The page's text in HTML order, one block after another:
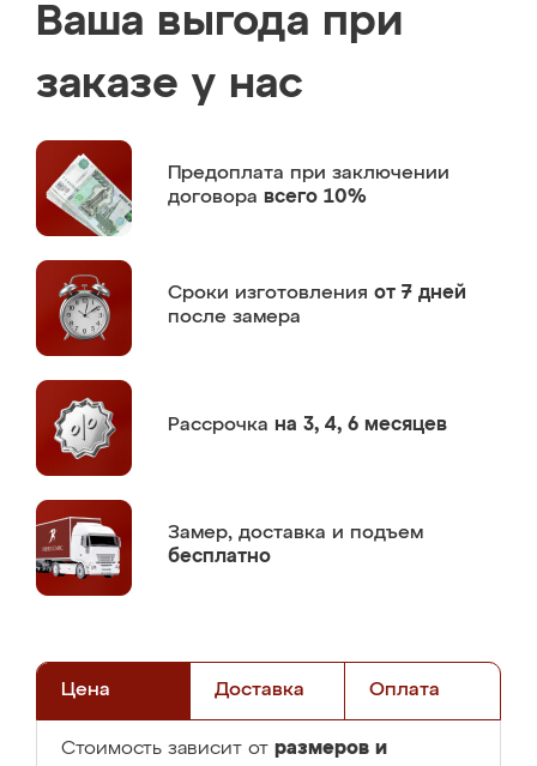
Ваша выгода при
заказе у нас
Предоплата при заключении
договора всего 10%
Сроки изготовления от 7 дней
после замера
Рассрочка на 3, 4, 6 месяцев
Замер, доставка и подъем
бесплатно
Цена Доставка Оплата
Стоимость зависит от размеров и